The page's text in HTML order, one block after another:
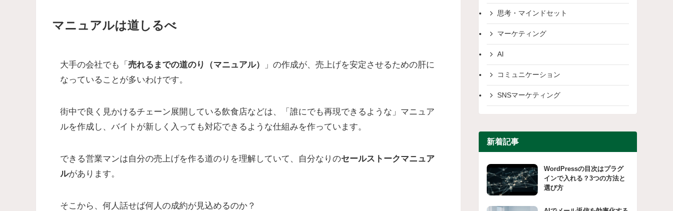
マニュアルは道しるべ
大手の会社でも「 売れるまでの道のり（マニュアル）
」の作成が、売上げを安定させるための肝に
なっていることが多いわけです。
街中で良く見かけるチェーン展開している飲食店などは、「誰にでも再現できるような」マニュア
ルを作成し、バイトが新しく入っても対応できるような仕組みを作っています。
できる営業マンは自分の売上げを作る道のりを理解していて、自分なりのセールストークマニュア
ルがあります。
そこから、何人話せば何人の成約が見込めるのか？
思考・マインドセット
マーケティング
AI
コミュニケーション
SNSマーケティング
新着記事
WordPressの目次はプラグ
インで入れる？3つの方法と
選び方